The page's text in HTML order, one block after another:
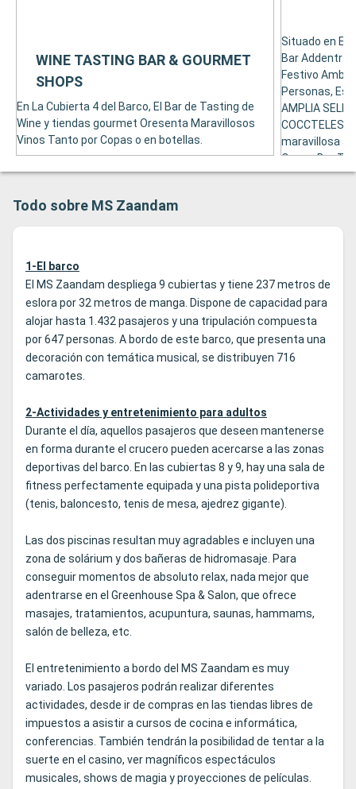
En La Cubierta 4 del Barco, El Bar de Tasting de
Wine y tiendas gourmet Oresenta Maravillosos
Vinos Tanto por Copas o en botellas.
WINE TASTING BAR & GOURMET
SHOPS
Situado en El
Bar Addentra
Festivo
Personas,
AMPLIA
COCCTELES.
maravillosa
Ocean Bar
Todo sobre MS Zaandam
1-El barco
El MS Zaandam despliega 9 cubiertas y tiene 237 metros de
eslora por 32 metros de manga. Dispone de capacidad para
alojar hasta 1.432 pasajeros y una tripulación compuesta
por 647 personas. A bordo de este barco, que presenta una
decoración con temática musical, se distribuyen 716
camarotes.
2-Actividades y entretenimiento para adultos
Durante el día, aquellos pasajeros que deseen mantenerse
en forma durante el crucero pueden acercarse a las zonas
deportivas del barco. En las cubiertas 8 y 9, hay una sala de
fitness perfectamente equipada y una pista polideportiva
(tenis, baloncesto, tenis de mesa, ajedrez gigante).
Las dos piscinas resultan muy agradables e incluyen una
zona de solárium y dos bañeras de hidromasaje. Para
conseguir momentos de absoluto relax, nada mejor que
adentrarse en el Greenhouse Spa & Salon, que ofrece
masajes, tratamientos, acupuntura, saunas, hammams,
salón de belleza, etc.
El entretenimiento a bordo del MS Zaandam es muy
variado. Los pasajeros podrán realizar diferentes
actividades, desde ir de compras en las tiendas libres de
impuestos a asistir a cursos de cocina e informática,
conferencias. También tendrán la posibilidad de tentar a la
suerte en el casino, ver magníficos espectáculos
musicales, shows de magia y proyecciones de películas.